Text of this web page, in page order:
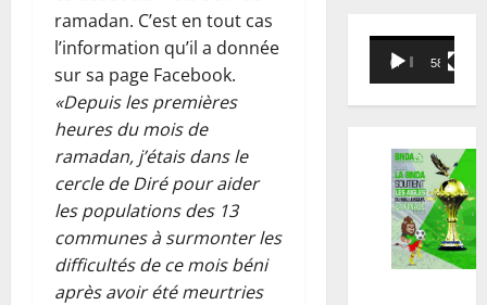
ramadan. C’est en tout cas
l’information qu’il a donnée
sur sa page Facebook.
«Depuis les premières
heures du mois de
ramadan, j’étais dans le
cercle de Diré pour aider
les populations des 13
communes à surmonter les
difficultés de ce mois béni
après avoir été meurtries
Lecteur
vidéo
00:00 58:18